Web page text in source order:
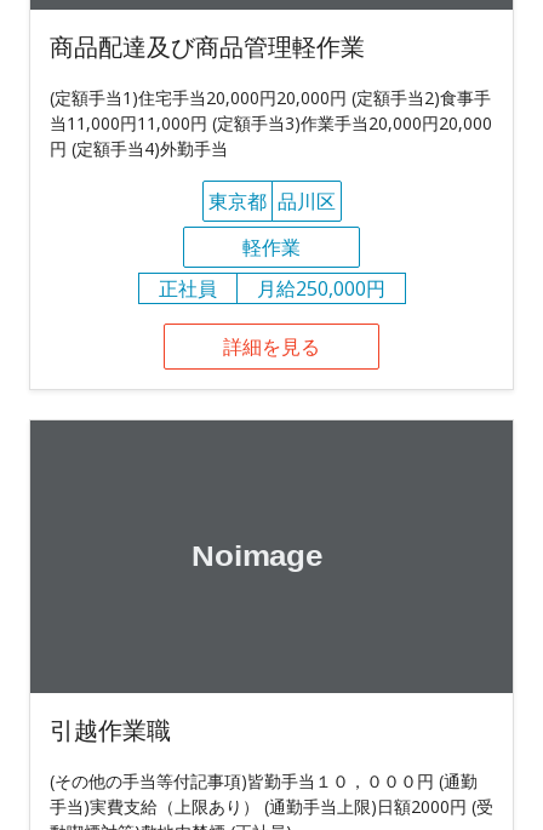
商品配達及び商品管理軽作業
(定額手当1)住宅手当20,000円20,000円 (定額手当2)食事手
当11,000円11,000円 (定額手当3)作業手当20,000円20,000
円 (定額手当4)外勤手当
東京都 品川区
軽作業
正社員
月給250,000円
詳細を見る
引越作業職
(その他の手当等付記事項)皆勤手当１０，０００円 (通勤
手当)実費支給（上限あり） (通勤手当上限)日額2000円 (受